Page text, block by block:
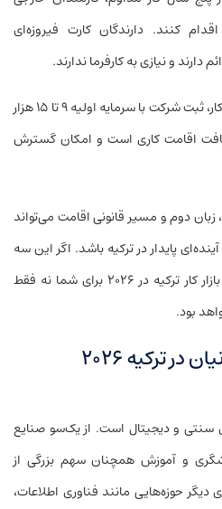
کنند. دارندگان کارت فیروزه‌ای
برای فریلنسرها یا صاحبان کسب‌وکار، ثبت شرکت با سرمایه اولیه ۹ تا ۱۵ هزار
اقامت کاری است و امکان گسترش
دوم و مسیر قانونی اقامت می‌تواند
پایدار در ترکیه باشد. اگر این سه
فاکتور را هم‌زمان در نظر بگیرید، بازار کار ترکیه در ۲۰۲۶ برای شما نه فقط
بود.
بهترین شغل برای ایرانیان در ترکیه ۲۰۲۶
سنتی و دیجیتال است. از یک‌سو صنایع
و آموزش همچنان سهم بزرگی از
دیگر حوزه‌هایی مانند فناوری اطلاعات،